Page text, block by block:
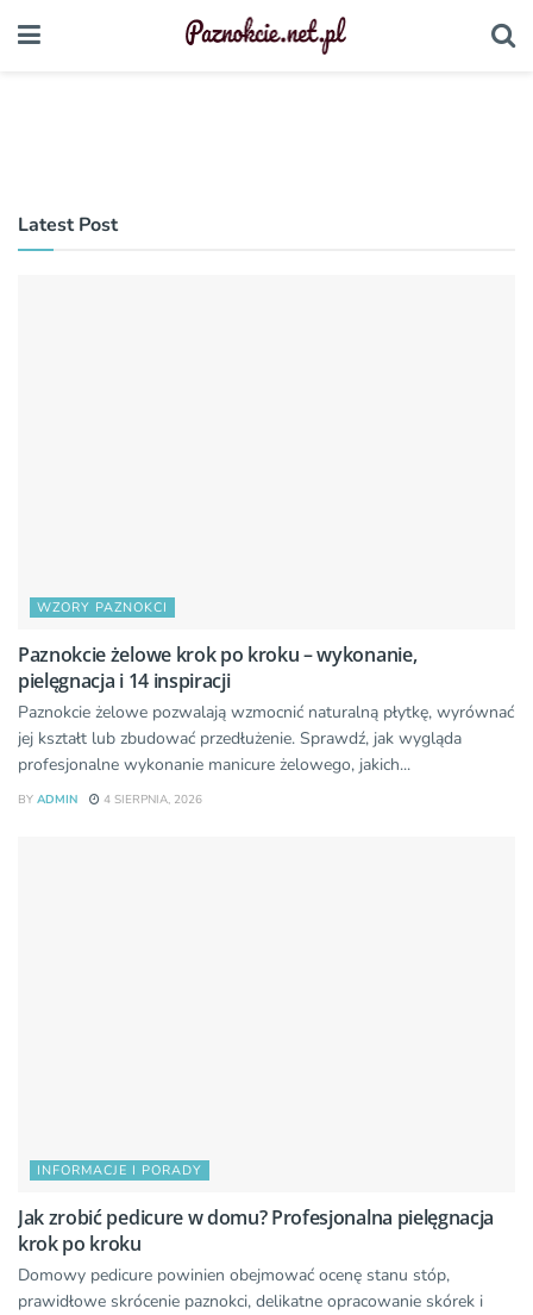
Latest Post
WZORY PAZNOKCI
Paznokcie żelowe krok po kroku – wykonanie,
pielęgnacja i 14 inspiracji
Paznokcie żelowe pozwalają wzmocnić naturalną płytkę, wyrównać
jej kształt lub zbudować przedłużenie. Sprawdź, jak wygląda
profesjonalne wykonanie manicure żelowego, jakich...
BY ADMIN 4 SIERPNIA, 2026
INFORMACJE I PORADY
Jak zrobić pedicure w domu? Profesjonalna pielęgnacja
krok po kroku
Domowy pedicure powinien obejmować ocenę stanu stóp,
prawidłowe skrócenie paznokci, delikatne opracowanie skórek i